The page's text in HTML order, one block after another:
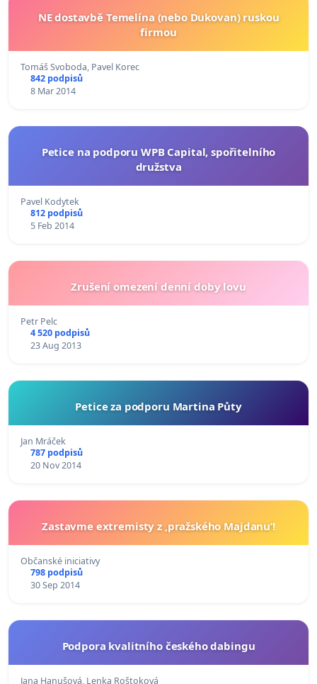
NE dostavbě Temelína (nebo Dukovan) ruskou
firmou
Tomáš Svoboda, Pavel Korec
842 podpisů
8 Mar 2014
Petice na podporu WPB Capital, spořitelního
družstva
Pavel Kodytek
812 podpisů
5 Feb 2014
Zrušení omezení denní doby lovu
Petr Pelc
4 520 podpisů
23 Aug 2013
Petice za podporu Martina Půty
Jan Mráček
787 podpisů
20 Nov 2014
Zastavme extremisty z ‚pražského Majdanu‘!
Občanské iniciativy
798 podpisů
30 Sep 2014
Podpora kvalitního českého dabingu
Jana Hanušová, Lenka Roštoková